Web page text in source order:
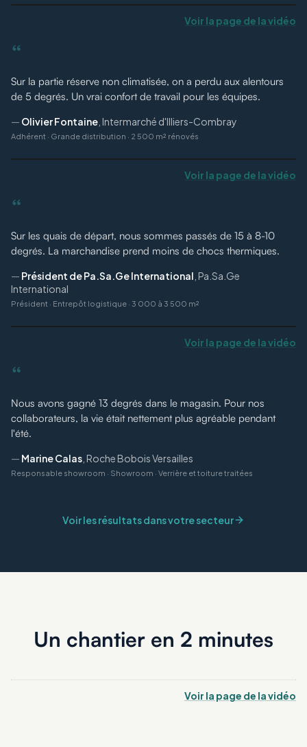
Voir la page de la vidéo
“
Sur la partie réserve non climatisée, on a perdu aux alentours
de 5 degrés. Un vrai confort de travail pour les équipes.
— Olivier Fontaine Intermarché d'Illiers-Combray
Adhérent · Grande distribution · 2 500 m² rénovés
Voir la page de la vidéo
“
Sur les quais de départ, nous sommes passés de 15 à 8-10
degrés. La marchandise prend moins de chocs thermiques.
— Président de Pa.Sa.Ge International Pa.Sa.Ge
International
Président · Entrepôt logistique · 3 000 à 3 500 m²
Voir la page de la vidéo
“
Nous avons gagné 13 degrés dans le magasin. Pour nos
collaborateurs, la vie était nettement plus agréable pendant
l'été.
— Marine Calas Roche Bobois Versailles
Responsable showroom · Showroom · Verrière et toiture traitées
Voir les résultats dans votre secteur
Un chantier en 2 minutes
Voir la page de la vidéo